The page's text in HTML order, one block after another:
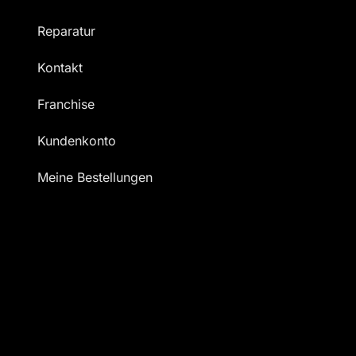
Reparatur
Kontakt
Franchise
Kundenkonto
Meine Bestellungen